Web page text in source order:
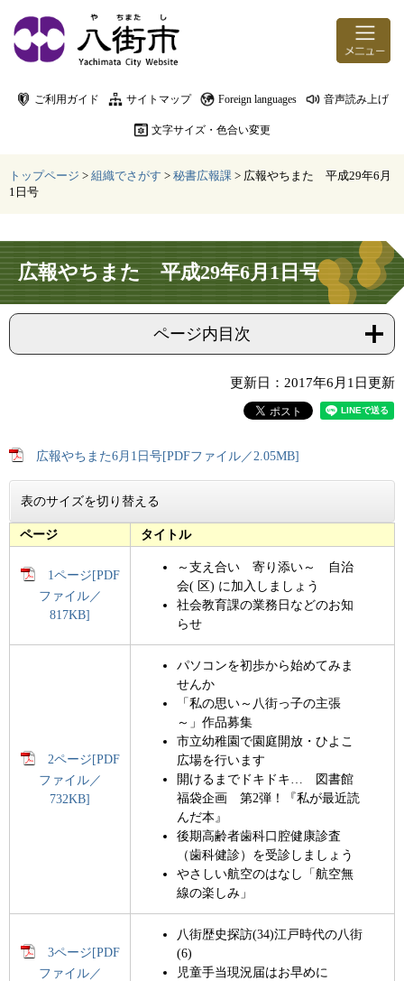
ご利用ガイド サイトマップ Foreign languages 音声読み上げ
文字サイズ・色合い変更
トップページ > 組織でさがす > 秘書広報課 > 広報やちまた 平成29年6月
1日号
本文
広報やちまた 平成29年6月1日号
ページ内目次
更新日：2017年6月1日更新
広報やちまた6月1日号[PDFファイル／2.05MB]
表のサイズを切り替える
ページ タイトル
1ページ[PDF
ファイル／
817KB]
～支え合い 寄り添い～ 自治
会( 区) に加入しましょう
社会教育課の業務日などのお知
らせ
2ページ[PDF
ファイル／
732KB]
パソコンを初歩から始めてみま
せんか
「私の思い～八街っ子の主張
～」作品募集
市立幼稚園で園庭開放・ひよこ
広場を行います
開けるまでドキドキ… 図書館
福袋企画 第2弾！『私が最近読
んだ本』
後期高齢者歯科口腔健康診査
（歯科健診）を受診しましょう
やさしい航空のはなし「航空無
線の楽しみ」
3ページ[PDF
ファイル／
八街歴史探訪(34)江戸時代の八街
(6)
児童手当現況届はお早めに